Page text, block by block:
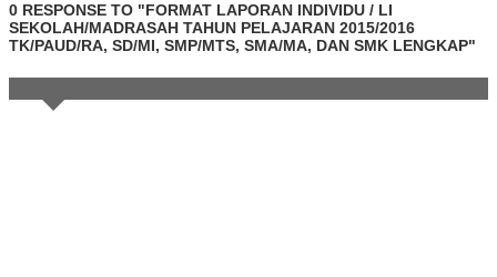
0 RESPONSE TO "FORMAT LAPORAN INDIVIDU / LI
SEKOLAH/MADRASAH TAHUN PELAJARAN 2015/2016
TK/PAUD/RA, SD/MI, SMP/MTS, SMA/MA, DAN SMK LENGKAP"